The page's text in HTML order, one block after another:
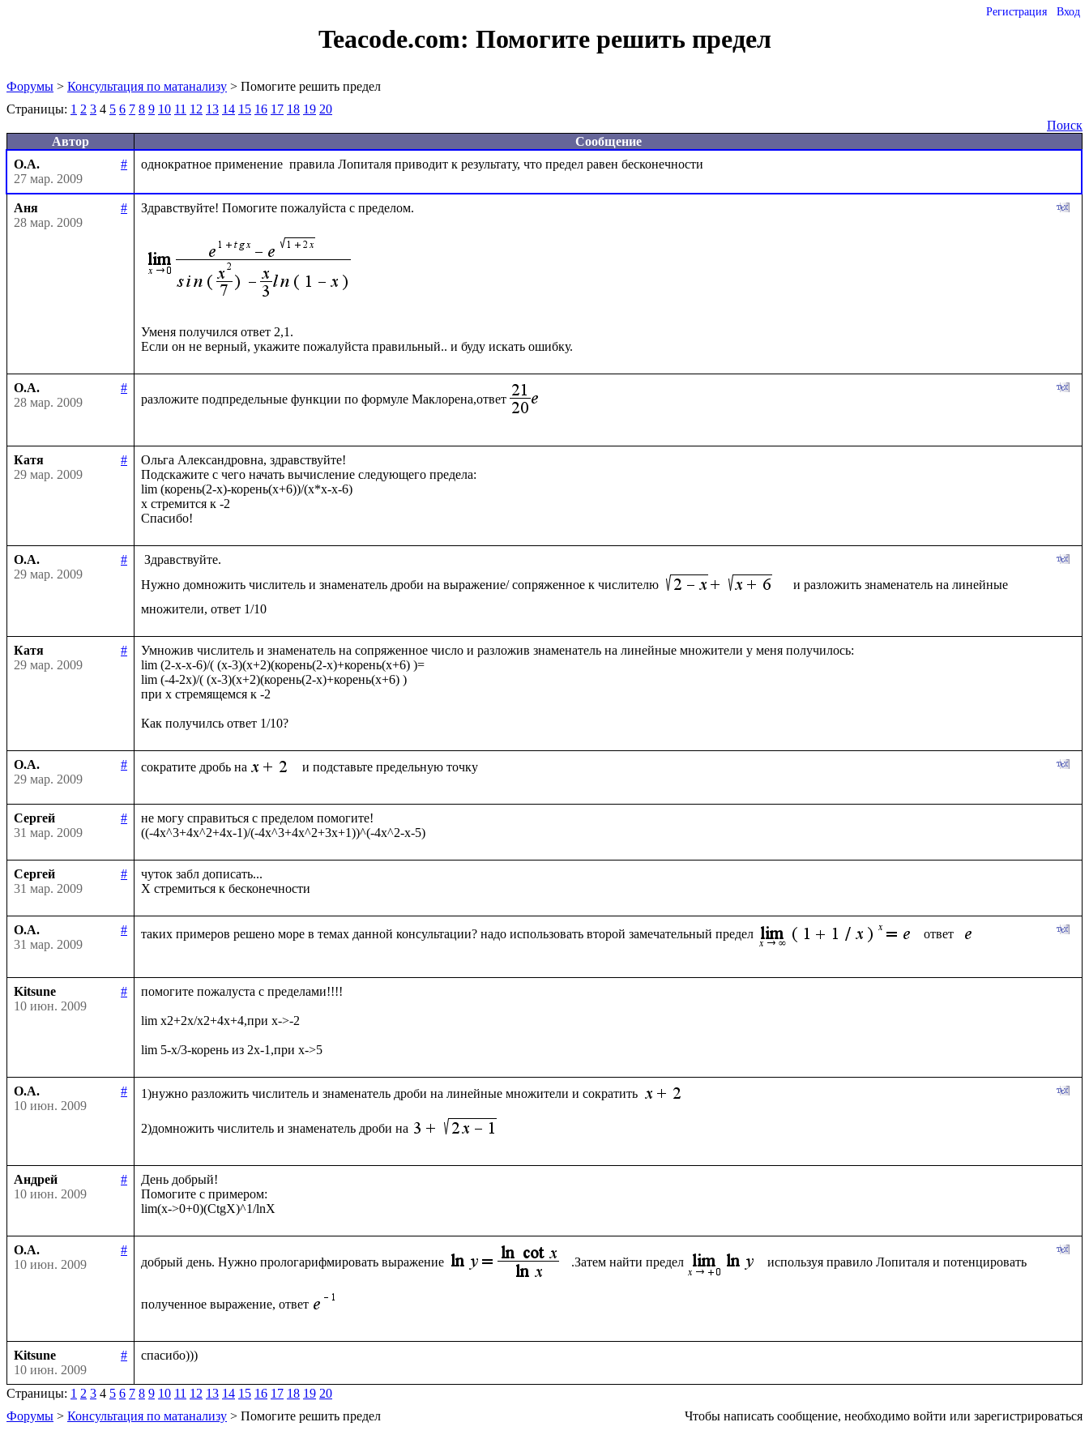
Регистрация Вход
Teacode.com: Помогите решить предел
Форумы > Консультация по матанализу > Помогите решить предел
Страницы: 1 2 3 4 5 6 7 8 9 10 11 12 13 14 15 16 17 18 19 20
Поиск
Автор
Сообщение
О.А.
#
27 мар. 2009
Аня
#
28 мар. 2009
Здравствуйте! Помогите пожалуйста с пределом.
Уменя получился ответ 2,1.
О.А.
#
28 мар. 2009
разложите подпредельные функции по формуле Маклорена,ответ
Катя
#
29 мар. 2009
Ольга Александровна, здравствуйте!
Подскажите с чего начать вычисление следующего предела:
lim (корень(2-x)-корень(x+6))/(x*x-x-6)
x стремится к -2
О.А.
#
29 мар. 2009
Нужно домножить числитель и знаменатель дроби на выражение/ сопряженное к числителю
  и разложить знаменатель на линейные
Катя
#
29 мар. 2009
Умножив числитель и знаменатель на сопряженное число и разложив знаменатель на линейные множители у меня получилось:
lim (2-x-x-6)/( (x-3)(x+2)(корень(2-x)+корень(x+6) )=
lim (-4-2x)/( (x-3)(x+2)(корень(2-x)+корень(x+6) )
при x стремящемся к -2
О.А.
#
29 мар. 2009
сократите дробь на
Сергей
#
31 мар. 2009
не могу справиться с пределом помогите!
Сергей
#
31 мар. 2009
чуток забл дописать...
О.А.
#
31 мар. 2009
таких примеров решено море в темах данной консультации? надо использовать второй замечательный предел ответ
Kitsune
#
10 июн. 2009
помогите пожалуста с пределами!!!!
lim x2+2x/x2+4x+4,при x->-2
О.А.
#
10 июн. 2009
1)нужно разложить числитель и знаменатель дроби на линейные множители и сократить
2)домножить числитель и знаменатель дроби на
Андрей
#
10 июн. 2009
День добрый!
Помогите с примером:
О.А.
#
10 июн. 2009
добрый день. Нужно прологарифмировать выражение .Затем найти предел используя правило Лопиталя и потенцировать
полученное выражение, ответ
Kitsune
#
10 июн. 2009
Страницы: 1 2 3 4 5 6 7 8 9 10 11 12 13 14 15 16 17 18 19 20
Форумы > Консультация по матанализу > Помогите решить предел Чтобы написать сообщение, необходимо войти или зарегистрироваться